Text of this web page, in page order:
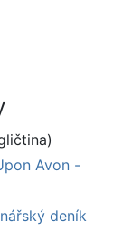
Avon -
deník